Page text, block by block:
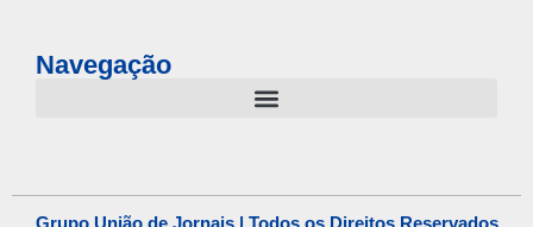
Navegação
Grupo União de Jornais | Todos os Direitos Reservados